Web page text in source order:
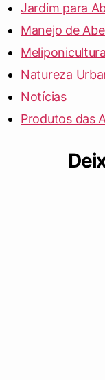
Jardim para
Manejo de
Meliponicultura
Natureza
Notícias
Produtos das